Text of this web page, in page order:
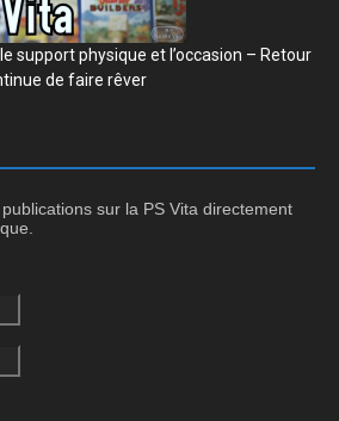
support physique et l’occasion – Retour
de faire rêver
sur la PS Vita directement